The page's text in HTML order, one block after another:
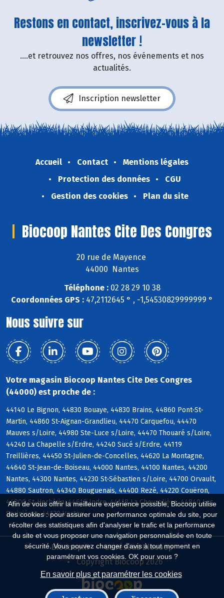
Afin de vous offrir la meilleure expérience possible, Biocoop utilise
des cookies : pour assurer une performance optimale du site, pour
récolter des statistiques afin d'analyser le trafic et la performance
du site et vous proposer une navigation personnalisée en toute
sécurité. Vous pouvez changer d'avis à tout moment en
paramétrant vos cookies. OK pour vous ?
En savoir plus et paramétrer les cookies
Restons en contact, inscrivez-vous à la
newsletter !
....et retrouvez nos offres, nos événements et nos
actualités.
Inscription newsletter
Accueil Contact
Mentions légales
Protection des données
CGU
Gestion des cookies
Plan du site
Biocoop Nantes Cite Des Congres
20 rue de Mayence
44000 Nantes
Téléphone :02 28 29 10 38
Coordonnées GPS : 47,2112645 ° , -1,54530829999999 °
Nous suivre sur
Votre magasin Biocoop Nantes Cite Des Congres
(44000) est proche de :
44140 Le Bignon, 44830 Bouaye, 44830 Brains, 44860 Pont-St-
Martin, 44860 St-Aignan-Grandlieu, 44470 Carquefou, 44470
Mauves s/Loire, 44980 Ste-Luce s/Loire, 44470 Thouaré s/Loire,
44240 La Chapelle s/Erdre, 44240 Sucé s/Erdre, 44119
Treillières, 44450 St-Julien-de-Concelles, 44620 La Montagne,
44640 St-Jean-de-Boiseau, 44000 Nantes, 44100 Nantes, 44200
Nantes, 44300 Nantes, 44230 St-Sébastien s/Loire, 44700 Orvault,
44880 Sautron, 44340 Bouguenais, 44400 Rezé, 44220 Couëron,
44800 St-Herblain, 44610 Indre, 44118 La Chevrolière, 44840 Les
Sorinières, 44120 Vertou
Biocoop.fr
Le réseau Biocoop
Copyright Biocoop 2026